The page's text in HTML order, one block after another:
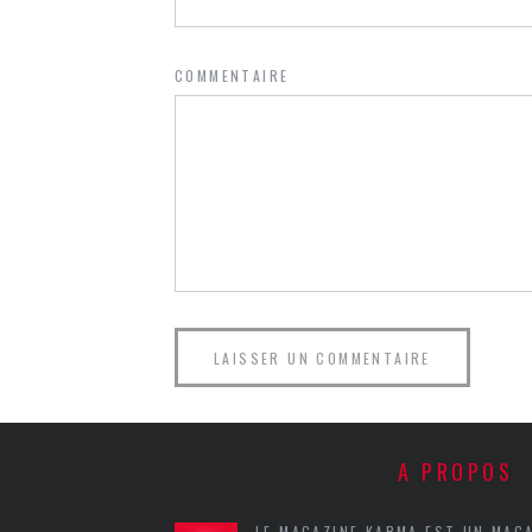
COMMENTAIRE
A PROPOS